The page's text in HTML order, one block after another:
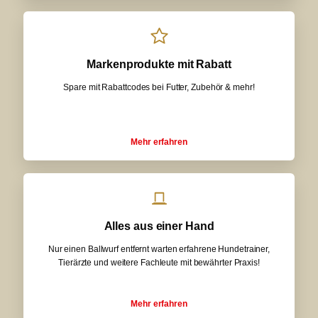
Markenprodukte mit Rabatt
Spare mit Rabattcodes bei Futter, Zubehör & mehr!
Mehr erfahren
Alles aus einer Hand
Nur einen Ballwurf entfernt warten erfahrene Hundetrainer,
Tierärzte und weitere Fachleute mit bewährter Praxis!
Mehr erfahren